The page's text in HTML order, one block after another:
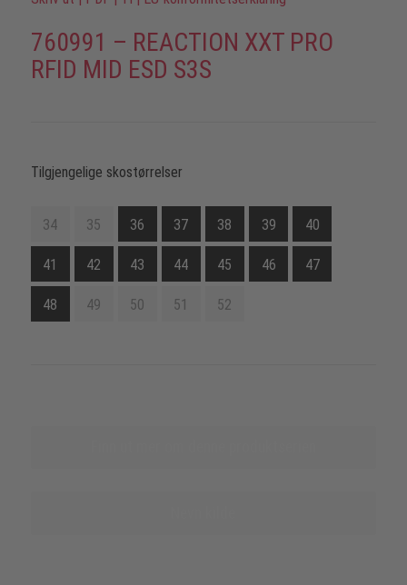
760991 – REACTION XXT PRO
RFID MID ESD S3S
Tilgjengelige skostørrelser
34 35 36 37 38 39 40
41 42 43 44 45 46 47
48 49 50 51 52